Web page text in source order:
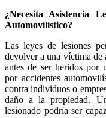
¿Necesita Asistencia
Automovilístico?
Las leyes de lesiones
devolver a una víctima de
antes de ser heridos por
por accidentes
contra individuos o
daño a la propiedad.
lesionado podría ser